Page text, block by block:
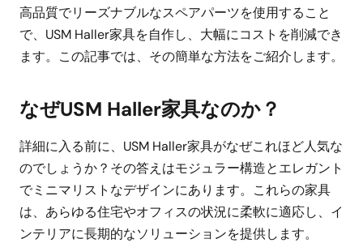
高品質でリーズナブルなスペアパーツを使用すること
で、USM Haller家具を自作し、大幅にコストを削減でき
ます。この記事では、その簡単な方法をご紹介します。
なぜUSM Haller家具なのか？
詳細に入る前に、USM Haller家具がなぜこれほど人気な
のでしょうか？その答えはモジュラー構造とエレガント
でミニマリストなデザインにあります。これらの家具
は、あらゆる住宅やオフィスの状況に柔軟に適応し、イ
ンテリアに長期的なソリューションを提供します。